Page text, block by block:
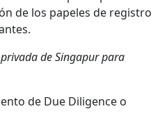
de los papeles de registro
de Singapur para
de Due Diligence o